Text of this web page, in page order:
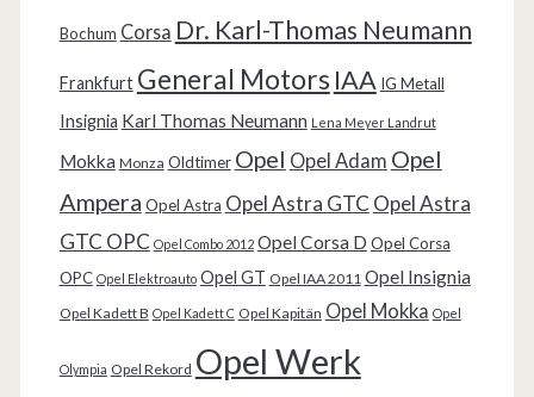
Bochum Corsa Dr. Karl-Thomas Neumann
Frankfurt General Motors IAA IG Metall
Insignia Karl Thomas Neumann Lena Meyer Landrut
Mokka Monza Oldtimer Opel Opel Adam Opel
Ampera Opel Astra Opel Astra GTC Opel Astra
GTC OPC Opel Combo 2012 Opel Corsa D Opel Corsa
OPC Opel Elektroauto Opel GT Opel IAA 2011 Opel Insignia
Opel Kadett B Opel Kadett C Opel Kapitän Opel Mokka Opel
Olympia Opel Rekord Opel Werk